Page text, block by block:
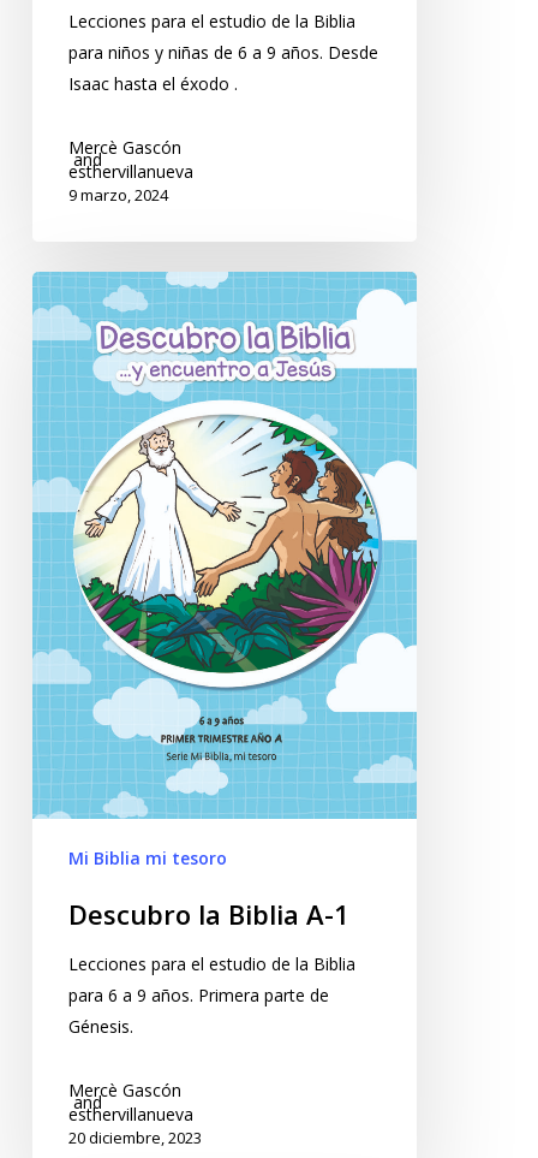
Lecciones para el estudio de la Biblia
para niños y niñas de 6 a 9 años. Desde
Isaac hasta el éxodo .
Mercè Gascón
and
esthervillanueva
9 marzo, 2024
Mi Biblia mi tesoro
Descubro la Biblia A-1
Lecciones para el estudio de la Biblia
para 6 a 9 años. Primera parte de
Génesis.
Mercè Gascón
and
esthervillanueva
20 diciembre, 2023